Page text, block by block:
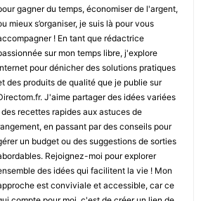
gagner du temps, économiser de l'argent,
mieux s’organiser, je suis là pour vous
! En tant que rédactrice
sur mon temps libre, j'explore
pour dénicher des solutions pratiques
des produits de qualité que je publie sur
J'aime partager des idées variées
des recettes rapides aux astuces de
en passant par des conseils pour
un budget ou des suggestions de sorties
Rejoignez-moi pour explorer
des idées qui facilitent la vie ! Mon
est conviviale et accessible, car ce